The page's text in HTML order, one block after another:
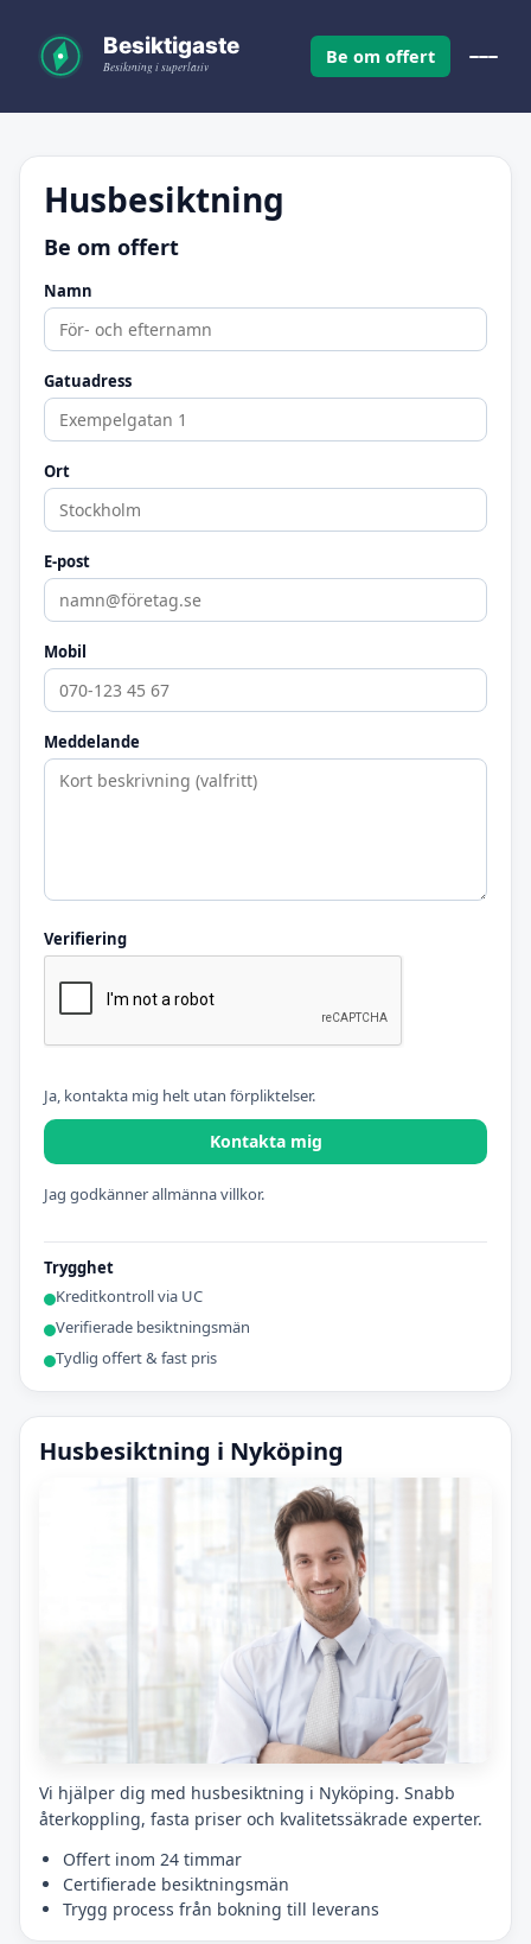
Be om offert
Husbesiktning
Be om offert
Namn
Gatuadress
Ort
E-post
Mobil
Meddelande
Verifiering
Ja, kontakta mig helt utan förpliktelser.
Kontakta mig
Jag godkänner allmänna villkor.
Trygghet
Kreditkontroll via UC
Verifierade besiktningsmän
Tydlig offert & fast pris
Husbesiktning i Nyköping
Vi hjälper dig med husbesiktning i Nyköping. Snabb
återkoppling, fasta priser och kvalitetssäkrade experter.
Offert inom 24 timmar
Certifierade besiktningsmän
Trygg process från bokning till leverans